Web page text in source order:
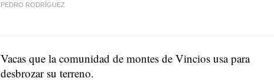
PEDRO RODRÍGUEZ
Vacas que la comunidad de montes de Vincios usa para
desbrozar su terreno.